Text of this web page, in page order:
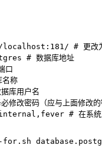
# 更改为
# 数据库地址
口
称
库用户名
改密码（应与上面修改的
# 在系统层